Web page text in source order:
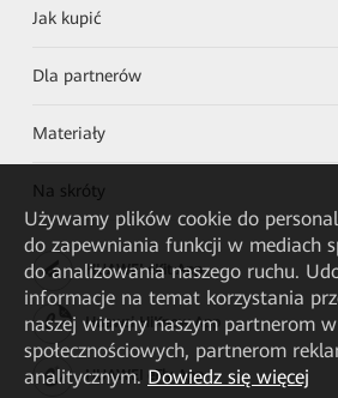
Jak kupić
Dla partnerów
Materiały
Na skróty
HUAWEI eKit App
Huawei HiKnow App
HUAWEI eFly App
Używamy plików cookie do
do zapewniania funkcji w mediach
do analizowania naszego ruchu.
informacje na temat korzystania
naszej witryny naszym partnerom
społecznościowych, partnerom
analitycznym. Dowiedz się więcej